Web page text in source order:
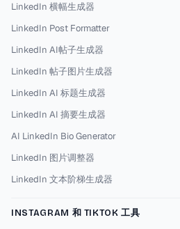
LinkedIn 横幅生成器
LinkedIn Post Formatter
LinkedIn AI帖子生成器
LinkedIn 帖子图片生成器
LinkedIn AI 标题生成器
LinkedIn AI 摘要生成器
AI LinkedIn Bio Generator
LinkedIn 图片调整器
LinkedIn 文本阶梯生成器
INSTAGRAM 和 TIKTOK 工具